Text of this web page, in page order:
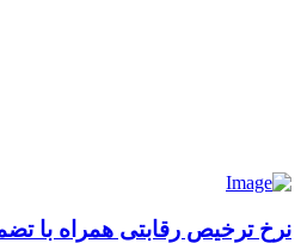
نرخ ترخیص رقابتی همراه با